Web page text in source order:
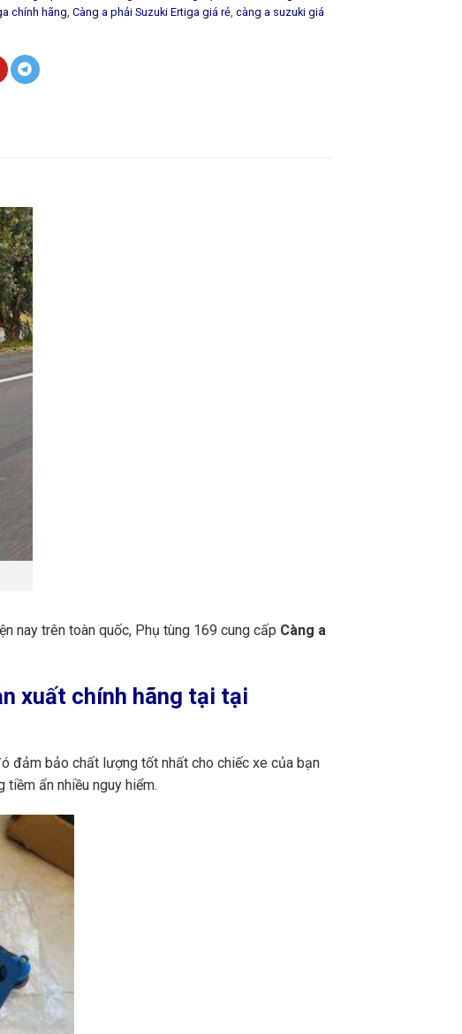
chính hãng Càng a phải Suzuki Ertiga giá rẻ càng a suzuki giá
nay trên toàn quốc, Phụ tùng 169 cung cấp Càng a
xuất chính hãng tại tại
đảm bảo chất lượng tốt nhất cho chiếc xe của bạn
ẩn nhiều nguy hiểm.